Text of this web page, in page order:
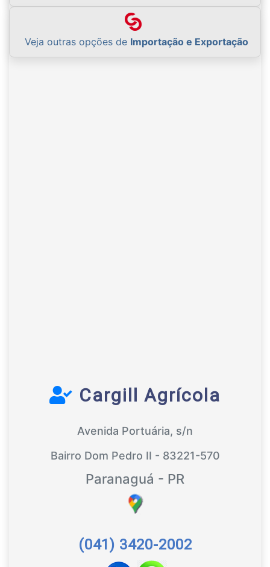
Veja outras opções de Importação e Exportação
Cargill Agrícola
Avenida Portuária, s/n
Bairro Dom Pedro II - 83221-570
Paranaguá - PR
(041) 3420-2002